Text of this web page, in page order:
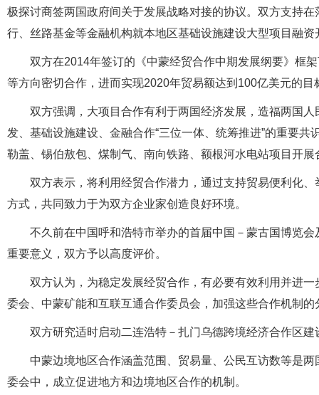
极探讨商签两国政府间关于发展战略对接的协议。双方支持
行、丝路基金等金融机构就本地区基础设施建设大型项目融资
双方在2014年签订的《中蒙经贸合作中期发展纲要》框
等方向密切合作，进而实现2020年贸易额达到100亿美元的目
双方强调，大项目合作有利于两国经济发展，造福两国
发、基础设施建设、金融合作“三位一体、统筹推进”的重要
勒盖、锡伯敖包、煤制气、南向铁路、额根河水电站项目开展
双方表示，将利用经贸合作潜力，通过支持贸易便利化
方式，共同致力于为双方企业家创造良好环境。
不久前在中国呼和浩特市举办的首届中国－蒙古国博览
重要意义，双方予以高度评价。
双方认为，为稳定发展经贸合作，有必要有效利用并进
委会、中蒙矿能和互联互通合作委员会，加强这些合作机制的
双方研究适时启动二连浩特－扎门乌德跨境经济合作区
中蒙边境地区合作涵盖范围、贸易量、公民互访数等是
委会中，成立促进地方和边境地区合作的机制。